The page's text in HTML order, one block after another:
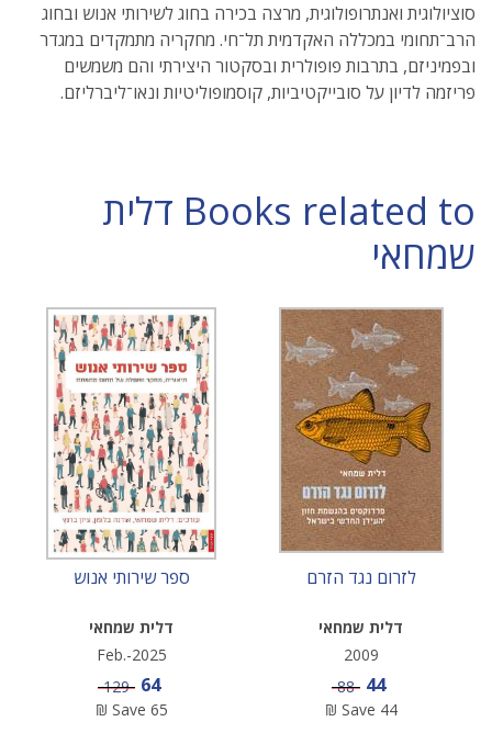
סוציולוגית ואנתרופולוגית, מרצה בכירה בחוג לשירותי אנוש ובחוג
הרב־תחומי במכללה האקדמית תל־חי. מחקריה מתמקדים במגדר
ובפמיניזם, בתרבות פופולרית ובסקטור היצירתי והם משמשים
פריזמה לדיון על סובייקטיביות, קוסמופוליטיות ונאו־ליברליזם.
Books related to דלית
שמחאי
לזרום נגד הזרם
דלית שמחאי
2009
Sale price
44
Price
88
Save 44
₪
ספר שירותי אנוש
דלית שמחאי
Feb.-2025
Sale price
64
Price
129
Save 65
₪